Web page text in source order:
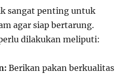
sangat penting untuk
agar siap bertarung.
dilakukan meliputi:
Berikan pakan berkualitas